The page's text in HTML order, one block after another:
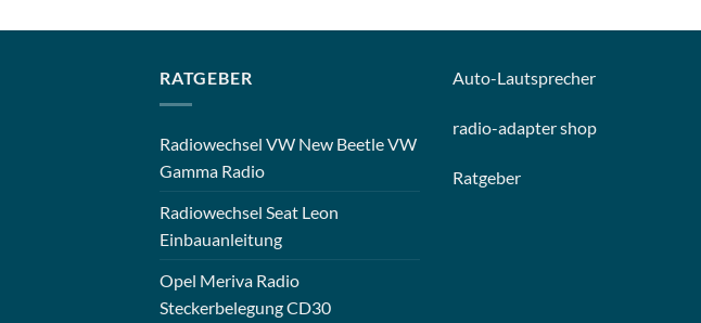
RATGEBER
Radiowechsel VW New Beetle VW
Gamma Radio
Radiowechsel Seat Leon
Einbauanleitung
Opel Meriva Radio
Steckerbelegung CD30
Auto-Lautsprecher
radio-adapter shop
Ratgeber